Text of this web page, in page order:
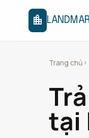
location_city
Trang chủ chevron_right
tại